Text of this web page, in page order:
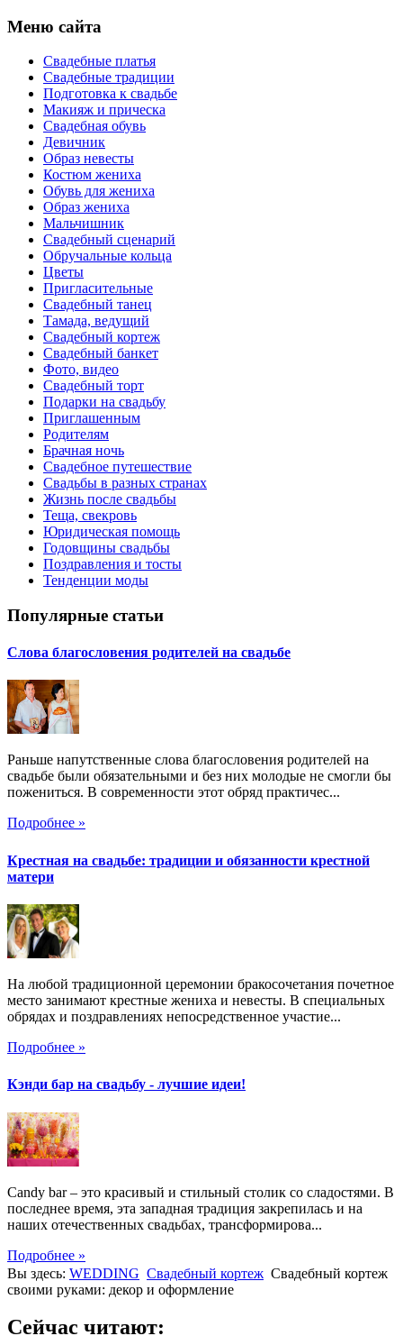
Меню сайта
Свадебные платья
Свадебные традиции
Подготовка к свадьбе
Макияж и прическа
Свадебная обувь
Девичник
Образ невесты
Костюм жениха
Обувь для жениха
Образ жениха
Мальчишник
Свадебный сценарий
Обручальные кольца
Цветы
Пригласительные
Свадебный танец
Тамада, ведущий
Свадебный кортеж
Свадебный банкет
Фото, видео
Свадебный торт
Подарки на свадьбу
Приглашенным
Родителям
Брачная ночь
Свадебное путешествие
Свадьбы в разных странах
Жизнь после свадьбы
Теща, свекровь
Юридическая помощь
Годовщины свадьбы
Поздравления и тосты
Тенденции моды
Популярные статьи
Слова благословения родителей на свадьбе
Раньше напутственные слова благословения родителей на
свадьбе были обязательными и без них молодые не смогли бы
пожениться. В современности этот обряд практичес...
Подробнее »
Крестная на свадьбе: традиции и обязанности крестной
матери
На любой традиционной церемонии бракосочетания почетное
место занимают крестные жениха и невесты. В специальных
обрядах и поздравлениях непосредственное участие...
Подробнее »
Кэнди бар на свадьбу - лучшие идеи!
Candy bar – это красивый и стильный столик со сладостями. В
последнее время, эта западная традиция закрепилась и на
наших отечественных свадьбах, трансформирова...
Подробнее »
Вы здесь: WEDDING Свадебный кортеж Свадебный кортеж
своими руками: декор и оформление
Сейчас читают: